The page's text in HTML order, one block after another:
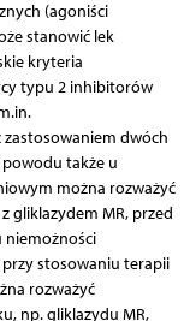
(agoniści
stanowić lek
kryteria
typu 2 inhibitorów
dwóch
także u
można rozważyć
gliklazydem MR, przed
niemożności
przy stosowaniu terapii
rozważyć
np. gliklazydu MR,